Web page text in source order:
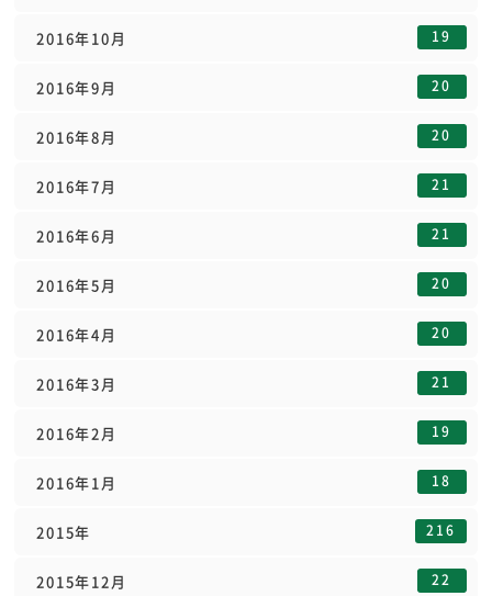
2016年10月 19
2016年9月 20
2016年8月 20
2016年7月 21
2016年6月 21
2016年5月 20
2016年4月 20
2016年3月 21
2016年2月 19
2016年1月 18
2015年 216
2015年12月 22